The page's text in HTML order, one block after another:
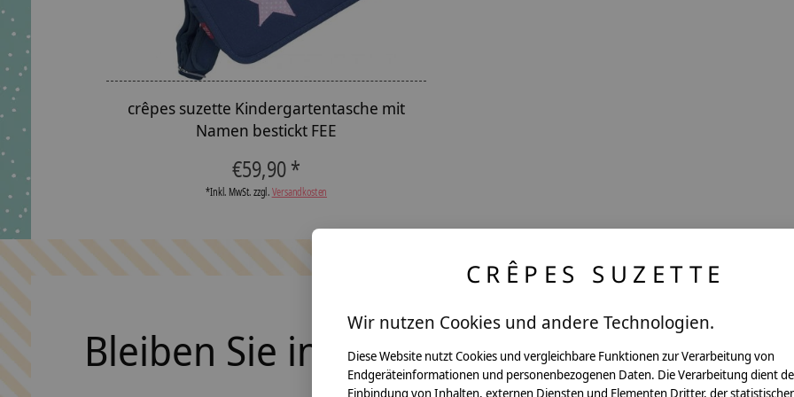
crêpes suzette Kindergartentasche mit
Namen bestickt FEE
€59,90 *
*Inkl. MwSt. zzgl.Versandkosten
Bleiben Sie in Kontakt
CRÊPES SUZETTE
Wir nutzen Cookies und andere Technologien.
Diese Website nutzt Cookies und vergleichbare Funktionen zur Verarbeitung von
Endgeräteinformationen und personenbezogenen Daten. Die Verarbeitung dient
Einbindung von Inhalten, externen Diensten und Elementen Dritter, der